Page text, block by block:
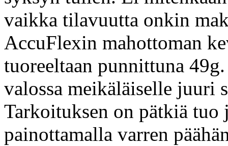
vaikka tilavuutta onkin
AccuFlexin mahottoman
tuoreeltaan punnittuna
valossa meikäläiselle juuri
Tarkoituksen on pätkiä
painottamalla varren